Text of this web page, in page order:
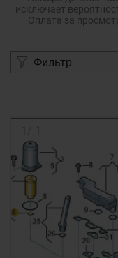
исключает
Оплата за
Фильтр